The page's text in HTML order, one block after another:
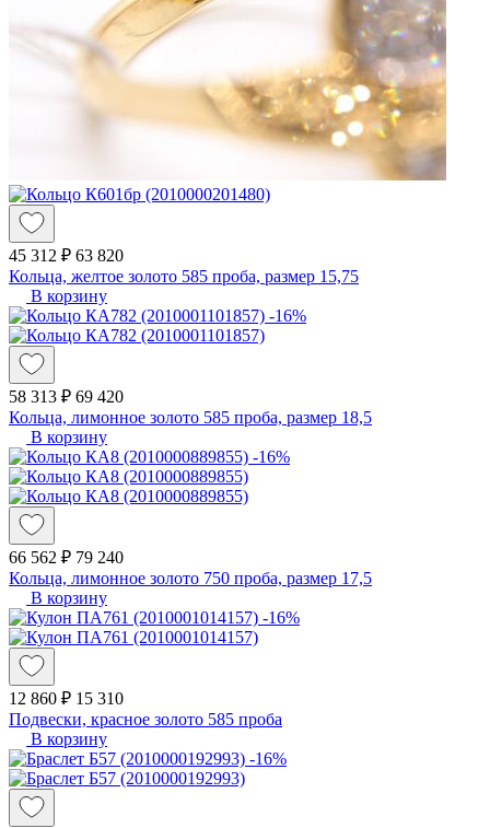
45 312 ₽ 63 820
Кольца, желтое золото 585 проба, размер 15,75
В корзину
-16%
58 313 ₽ 69 420
Кольца, лимонное золото 585 проба, размер 18,5
В корзину
-16%
66 562 ₽ 79 240
Кольца, лимонное золото 750 проба, размер 17,5
В корзину
-16%
12 860 ₽ 15 310
Подвески, красное золото 585 проба
В корзину
-16%